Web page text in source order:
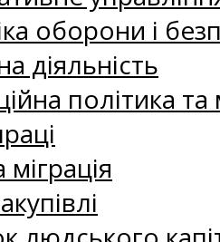
оборони і
діяльність
політика